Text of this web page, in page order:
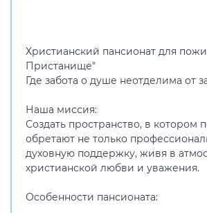
Христианский пансионат для
Пристанище"
Где забота о душе неотделима от
Наша миссия:
Создать пространство, в
обретают не только
духовную поддержку, живя в
христианской любви и уважения.
Особенности пансионата: